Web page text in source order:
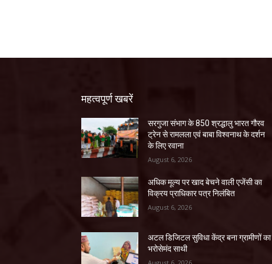
महत्वपूर्ण खबरें
सरगुजा संभाग के 850 श्रद्धालु भारत गौरव
ट्रेन से रामलला एवं बाबा विश्वनाथ के दर्शन
के लिए रवाना
August 6, 2026
अधिक मूल्य पर खाद बेचने वाली एजेंसी का
विक्रय प्राधिकार पत्र निलंबित
August 6, 2026
अटल डिजिटल सुविधा केंद्र बना ग्रामीणों का
भरोसेमंद साथी